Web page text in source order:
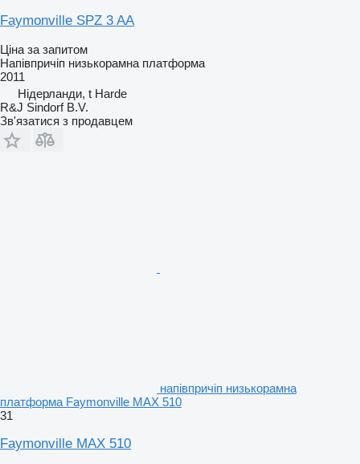
Faymonville SPZ 3 AA
Ціна за запитом
Напівпричіп низькорамна платформа
2011
Нідерланди, t Harde
R&J Sindorf B.V.
Зв'язатися з продавцем
напівпричіп низькорамна
платформа Faymonville MAX 510
31
Faymonville MAX 510